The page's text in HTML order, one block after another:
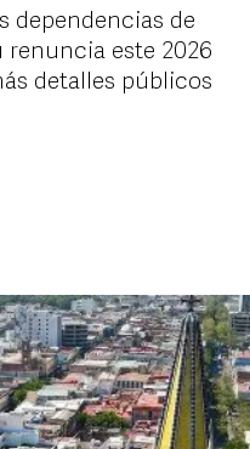
dependencias de
renuncia este 2026
detalles públicos